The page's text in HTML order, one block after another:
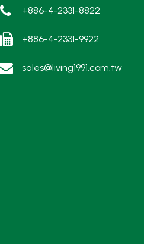
+886-4-2331-8822
+886-4-2331-9922
sales@living1991.com.tw